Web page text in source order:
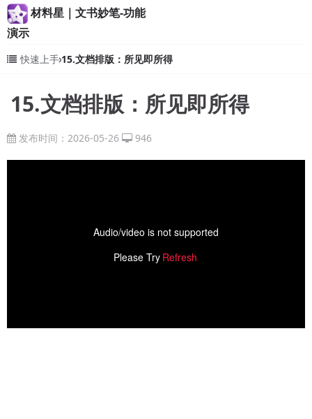
材料星｜文书妙笔-功能
演示
快速上手 15.文档排版：所见即所得
15.文档排版：所见即所得
发布时间：2026-05-26 946
Audio/video is not supported
Please Try Refresh